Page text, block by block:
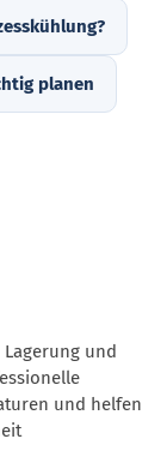
planen
und
und helfen